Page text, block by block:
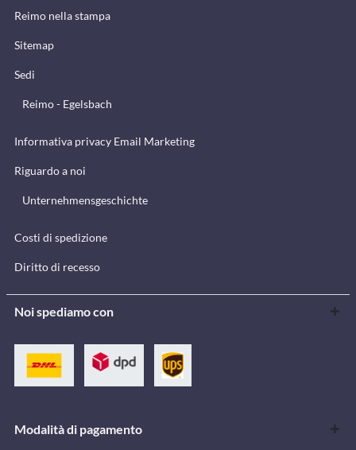
Reimo nella stampa
Sitemap
Sedi
Reimo - Egelsbach
Informativa privacy Email Marketing
Riguardo a noi
Unternehmensgeschichte
Costi di spedizione
Diritto di recesso
Noi spediamo con
Modalità di pagamento